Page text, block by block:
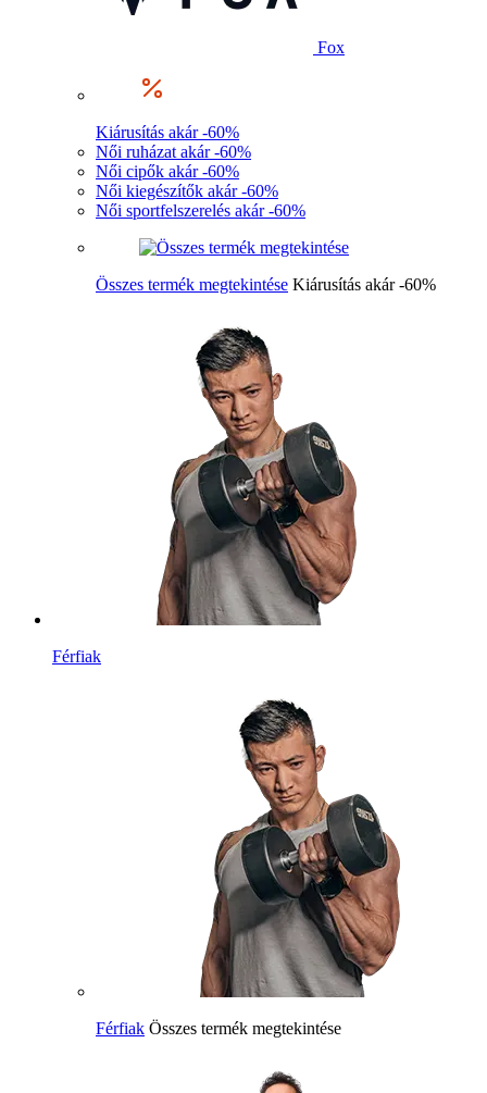
Fox
Kiárusítás akár -60%
Női ruházat akár -60%
Női cipők akár -60%
Női kiegészítők akár -60%
Női sportfelszerelés akár -60%
Összes termék megtekintése Kiárusítás akár -60%
Férfiak
Férfiak Összes termék megtekintése